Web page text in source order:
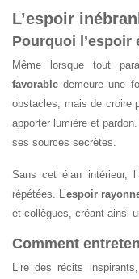
L’espoir
Pourquoi
Même lorsque tout
favorable demeure une
obstacles, mais de croire
apporter lumière et
ses sources secrètes.
Sans cet élan intérieur,
répétées. L’espoir
et collègues, créant ainsi
Comment
Lire des récits